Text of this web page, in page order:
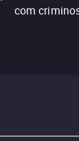
com